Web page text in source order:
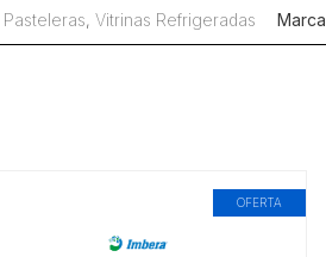
, Vitrinas Refrigeradas Marca
OFERTA